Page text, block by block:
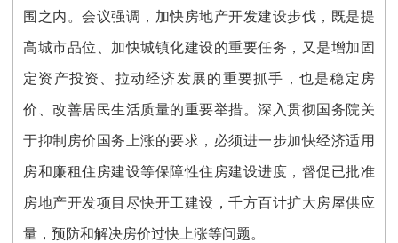
围之内。会议强调，加快房地产开发建设步伐，既是提
高城市品位、加快城镇化建设的重要任务，又是增加固
定资产投资、拉动经济发展的重要抓手，也是稳定房
价、改善居民生活质量的重要举措。深入贯彻国务院关
于抑制房价国务上涨的要求，必须进一步加快经济适用
房和廉租住房建设等保障性住房建设进度，督促已批准
房地产开发项目尽快开工建设，千方百计扩大房屋供应
量，预防和解决房价过快上涨等问题。